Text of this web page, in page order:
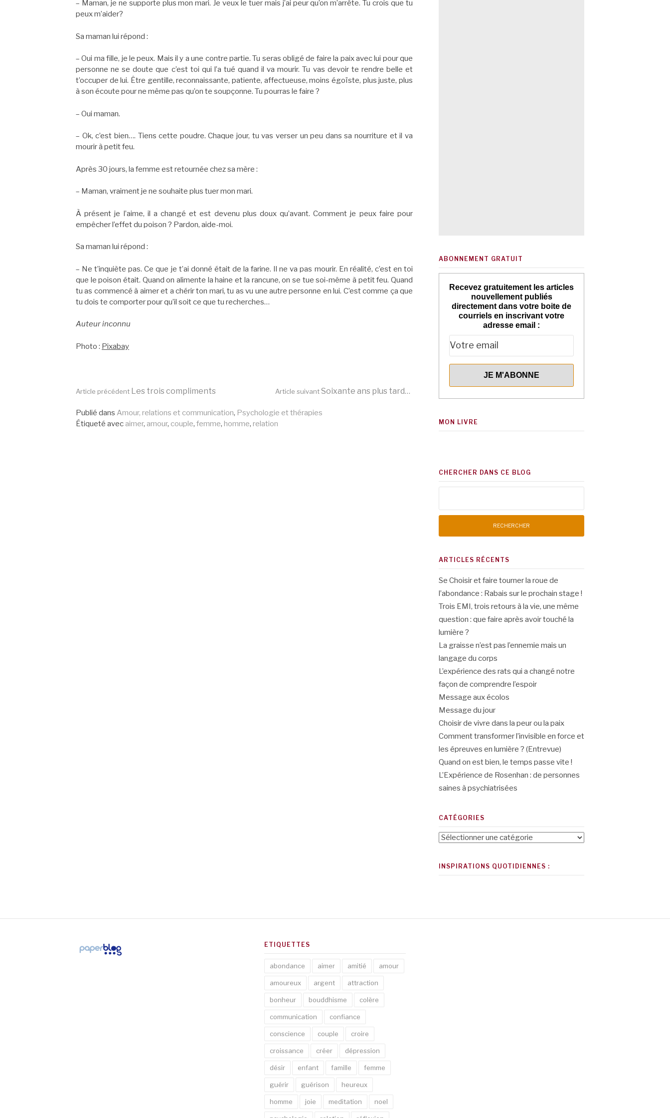
– Maman, je ne supporte plus mon mari. Je veux le tuer mais j’ai peur qu’on m’arrête. Tu crois que tu
peux m’aider?
Sa maman lui répond :
– Oui ma fille, je le peux. Mais il y a une contre partie. Tu seras obligé de faire la paix avec lui pour que
personne ne se doute que c’est toi qui l’a tué quand il va mourir. Tu vas devoir te rendre belle et
t’occuper de lui. Être gentille, reconnaissante, patiente, affectueuse, moins égoïste, plus juste, plus
à son écoute pour ne même pas qu’on te soupçonne. Tu pourras le faire ?
– Oui maman.
– Ok, c’est bien…. Tiens cette poudre. Chaque jour, tu vas verser un peu dans sa nourriture et il va
mourir à petit feu.
Après 30 jours, la femme est retournée chez sa mère :
– Maman, vraiment je ne souhaite plus tuer mon mari.
À présent je l’aime, il a changé et est devenu plus doux qu’avant. Comment je peux faire pour
empêcher l’effet du poison ? Pardon, aide-moi.
Sa maman lui répond :
– Ne t’inquiète pas. Ce que je t’ai donné était de la farine. Il ne va pas mourir. En réalité, c’est en toi
que le poison était. Quand on alimente la haine et la rancune, on se tue soi-même à petit feu. Quand
tu as commencé à aimer et a chérir ton mari, tu as vu une autre personne en lui. C’est comme ça que
tu dois te comporter pour qu’il soit ce que tu recherches…
Auteur inconnu
Photo : Pixabay
Lire
la
Article précédent Les trois compliments Article suivantSoixante ans plus tard…
Publié dans Amour, relations et communication, Psychologie et thérapies
Étiqueté avec aimer, amour, couple, femme, homme, relation
ABONNEMENT GRATUIT
Recevez gratuitement les articles
nouvellement publiés
directement dans votre boite de
courriels en inscrivant votre
adresse email :
MON LIVRE
CHERCHER DANS CE BLOG
ARTICLES RÉCENTS
Se Choisir et faire tourner la roue de
l’abondance : Rabais sur le prochain stage !
Trois EMI, trois retours à la vie, une même
question : que faire après avoir touché la
lumière ?
La graisse n’est pas l’ennemie mais un
langage du corps
L’expérience des rats qui a changé notre
façon de comprendre l’espoir
Message aux écolos
Message du jour
Choisir de vivre dans la peur ou la paix
Comment transformer l’invisible en force et
les épreuves en lumière ? (Entrevue)
Quand on est bien, le temps passe vite !
L’Expérience de Rosenhan : de personnes
saines à psychiatrisées
CATÉGORIES
Catégories
INSPIRATIONS QUOTIDIENNES :
ETIQUETTES
abondance aimer amitié amour
amoureux argent attraction
bonheur bouddhisme colère
communication confiance
conscience couple croire
croissance créer dépression
désir enfant famille femme
guérir guérison heureux
homme joie meditation noel